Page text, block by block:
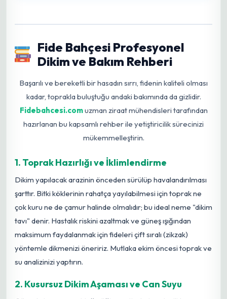
Fide Bahçesi Profesyonel
Dikim ve Bakım Rehberi
Başarılı ve bereketli bir hasadın sırrı, fidenin kaliteli olması
kadar, toprakla buluştuğu andaki bakımında da gizlidir.
Fidebahcesi.comuzman ziraat mühendisleri tarafından
hazırlanan bu kapsamlı rehber ile yetiştiricilik sürecinizi
mükemmelleştirin.
1. Toprak Hazırlığı ve İklimlendirme
Dikim yapılacak arazinin önceden sürülüp havalandırılması
şarttır. Bitki köklerinin rahatça yayılabilmesi için toprak ne
çok kuru ne de çamur halinde olmalıdır; bu ideal neme "dikim
tavı" denir. Hastalık riskini azaltmak ve güneş ışığından
maksimum faydalanmak için fideleri çift sıralı (zikzak)
yöntemle dikmenizi öneririz. Mutlaka ekim öncesi toprak ve
su analizinizi yaptırın.
2. Kusursuz Dikim Aşaması ve Can Suyu